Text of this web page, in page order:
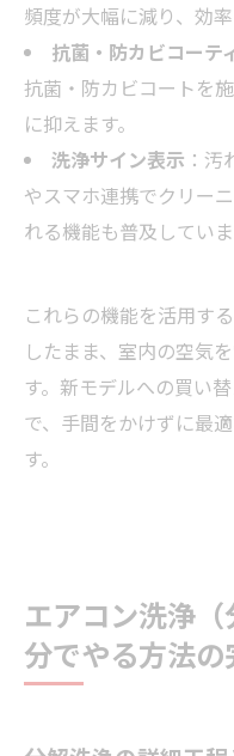
頻度が大幅に減り、効
抗菌・防カビコーテ
抗菌・防カビコートを
に抑えます。
洗浄サイン表示 ：
やスマホ連携でクリー
れる機能も普及していま
これらの機能を活用す
したまま、室内の空気
す。新モデルへの買い
で、手間をかけずに最
す。
エアコン洗浄
分でやる方法